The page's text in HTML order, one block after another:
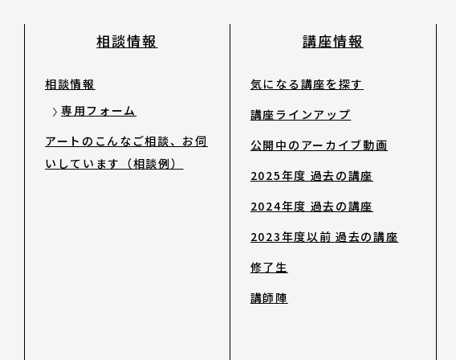
相談情報
相談情報
専用フォーム
アートのこんなご相談、お伺
いしています（相談例）
講座情報
気になる講座を探す
講座ラインアップ
公開中のアーカイブ動画
2025年度 過去の講座
2024年度 過去の講座
2023年度以前 過去の講座
修了生
講師陣